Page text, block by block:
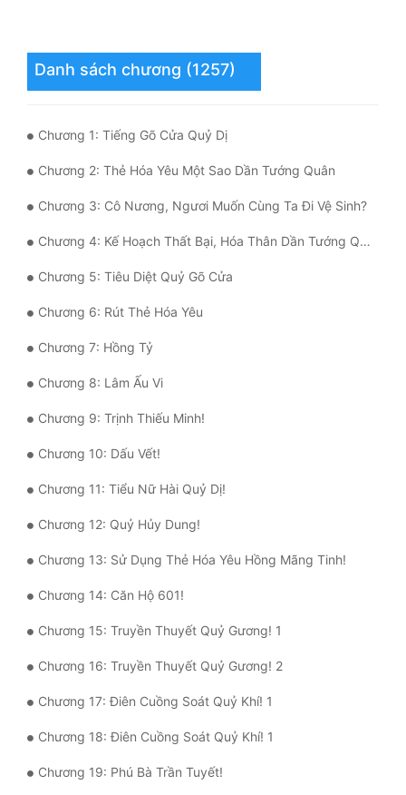
Mạt Thế
Mỹ Thực
Nữ Cường
Nữ Phụ
Phong Thủy - Tâm Linh
Phương Tây
Phản Phái
Quan Trường
Quân Sự
Sảng Văn
Sủng
Thanh Xuân
Tiên Hiệp
Tiểu Thuyết
Trinh Thám
Triều Đấu
Trùng Sinh
Trọng Sinh
Danh sách chương (1257)
Chương 1: Tiếng Gõ Cửa Quỷ Dị
Chương 2: Thẻ Hóa Yêu Một Sao Dần Tướng Quân
Chương 3: Cô Nương, Ngươi Muốn Cùng Ta Đi Vệ Sinh?
Chương 4: Kế Hoạch Thất Bại, Hóa Thân Dần Tướng Quân
Chương 5: Tiêu Diệt Quỷ Gõ Cửa
Chương 6: Rút Thẻ Hóa Yêu
Chương 7: Hồng Tỷ
Chương 8: Lâm Ấu Vi
Chương 9: Trịnh Thiếu Minh!
Chương 10: Dấu Vết!
Chương 11: Tiểu Nữ Hài Quỷ Dị!
Chương 12: Quỷ Hủy Dung!
Chương 13: Sử Dụng Thẻ Hóa Yêu Hồng Mãng Tinh!
Chương 14: Căn Hộ 601!
Chương 15: Truyền Thuyết Quỷ Gương! 1
Chương 16: Truyền Thuyết Quỷ Gương! 2
Chương 17: Điên Cuồng Soát Quỷ Khí! 1
Chương 18: Điên Cuồng Soát Quỷ Khí! 1
Chương 19: Phú Bà Trần Tuyết!